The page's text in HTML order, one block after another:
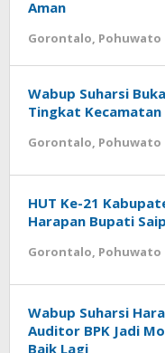
Aman
Gorontalo, Pohuwato
Wabup Suharsi
Tingkat Kecamatan
Gorontalo, Pohuwato
HUT Ke-21
Harapan Bupati
Gorontalo, Pohuwato
Wabup Suharsi
Auditor BPK Jadi
Baik Lagi